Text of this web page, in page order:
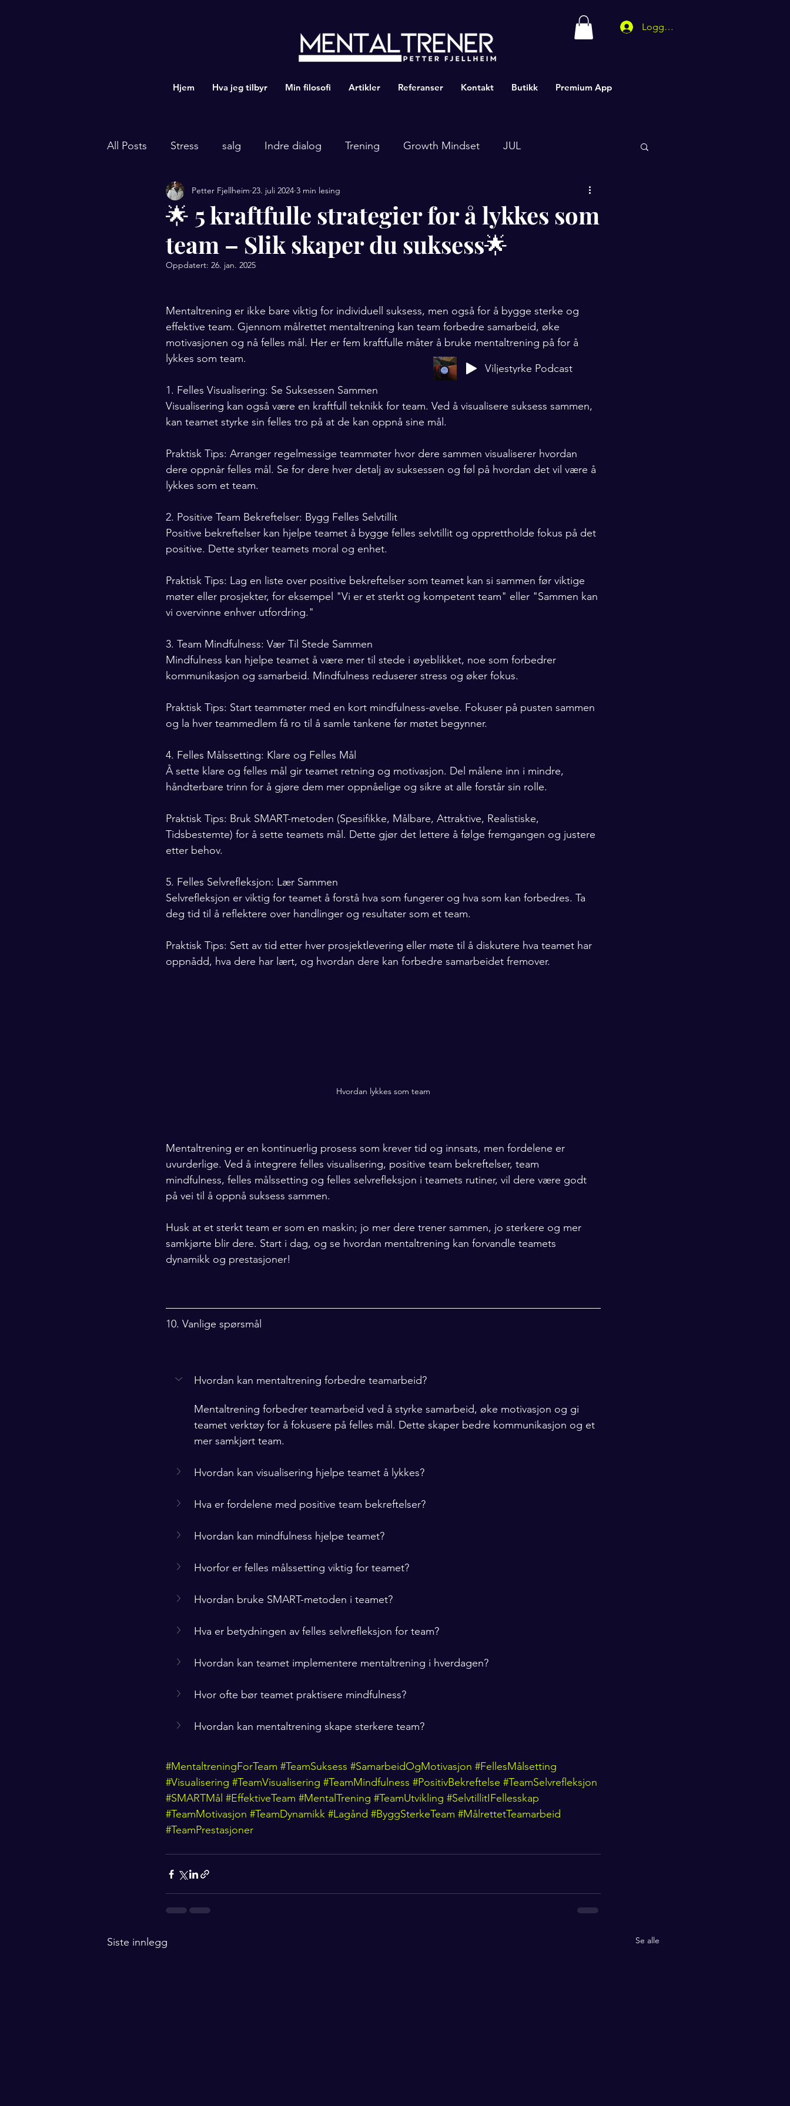
Logg inn
Hjem Hva jeg tilbyr Min filosofi Artikler Referanser Kontakt Butikk Premium App
All Posts Stress salg Indre dialog Trening Growth Mindset JUL
kommunikasjon med farger
🌟 5 kraftfulle strategier for å lykkes som
team – Slik skaper du suksess🌟
Petter Fjellheim 23. juli 2024 3 min lesing
Oppdatert: 26. jan. 2025
Mentaltrening er ikke bare viktig for individuell suksess, men også for å bygge sterke og
effektive team. Gjennom målrettet mentaltrening kan team forbedre samarbeid, øke
motivasjonen og nå felles mål. Her er fem kraftfulle måter å bruke mentaltrening på for å
lykkes som team.
1. Felles Visualisering: Se Suksessen Sammen
Visualisering kan også være en kraftfull teknikk for team. Ved å visualisere suksess sammen,
kan teamet styrke sin felles tro på at de kan oppnå sine mål.
Praktisk Tips: Arranger regelmessige teammøter hvor dere sammen visualiserer hvordan
dere oppnår felles mål. Se for dere hver detalj av suksessen og føl på hvordan det vil være å
lykkes som et team.
2. Positive Team Bekreftelser: Bygg Felles Selvtillit
Positive bekreftelser kan hjelpe teamet å bygge felles selvtillit og opprettholde fokus på det
positive. Dette styrker teamets moral og enhet.
Praktisk Tips: Lag en liste over positive bekreftelser som teamet kan si sammen før viktige
møter eller prosjekter, for eksempel "Vi er et sterkt og kompetent team" eller "Sammen kan
vi overvinne enhver utfordring."
3. Team Mindfulness: Vær Til Stede Sammen
Mindfulness kan hjelpe teamet å være mer til stede i øyeblikket, noe som forbedrer
kommunikasjon og samarbeid. Mindfulness reduserer stress og øker fokus.
Praktisk Tips: Start teammøter med en kort mindfulness-øvelse. Fokuser på pusten sammen
og la hver teammedlem få ro til å samle tankene før møtet begynner.
4. Felles Målssetting: Klare og Felles Mål
Å sette klare og felles mål gir teamet retning og motivasjon. Del målene inn i mindre,
håndterbare trinn for å gjøre dem mer oppnåelige og sikre at alle forstår sin rolle.
Praktisk Tips: Bruk SMART-metoden (Spesifikke, Målbare, Attraktive, Realistiske,
Tidsbestemte) for å sette teamets mål. Dette gjør det lettere å følge fremgangen og justere
etter behov.
5. Felles Selvrefleksjon: Lær Sammen
Selvrefleksjon er viktig for teamet å forstå hva som fungerer og hva som kan forbedres. Ta
deg tid til å reflektere over handlinger og resultater som et team.
Praktisk Tips: Sett av tid etter hver prosjektlevering eller møte til å diskutere hva teamet har
oppnådd, hva dere har lært, og hvordan dere kan forbedre samarbeidet fremover.
Hvordan lykkes som team
Mentaltrening er en kontinuerlig prosess som krever tid og innsats, men fordelene er
uvurderlige. Ved å integrere felles visualisering, positive team bekreftelser, team
mindfulness, felles målssetting og felles selvrefleksjon i teamets rutiner, vil dere være godt
på vei til å oppnå suksess sammen.
Husk at et sterkt team er som en maskin; jo mer dere trener sammen, jo sterkere og mer
samkjørte blir dere. Start i dag, og se hvordan mentaltrening kan forvandle teamets
dynamikk og prestasjoner!
10. Vanlige spørsmål
Hvordan kan mentaltrening forbedre teamarbeid?
Mentaltrening forbedrer teamarbeid ved å styrke samarbeid, øke motivasjon og gi
teamet verktøy for å fokusere på felles mål. Dette skaper bedre kommunikasjon og et
mer samkjørt team.
Hvordan kan visualisering hjelpe teamet å lykkes?
Hva er fordelene med positive team bekreftelser?
Hvordan kan mindfulness hjelpe teamet?
Hvorfor er felles målssetting viktig for teamet?
Hvordan bruke SMART-metoden i teamet?
Hva er betydningen av felles selvrefleksjon for team?
Hvordan kan teamet implementere mentaltrening i hverdagen?
Hvor ofte bør teamet praktisere mindfulness?
Hvordan kan mentaltrening skape sterkere team?
#MentaltreningForTeam #TeamSuksess #SamarbeidOgMotivasjon #FellesMålsetting
#Visualisering #TeamVisualisering #TeamMindfulness #PositivBekreftelse #TeamSelvrefleksjon
#SMARTMål #EffektiveTeam #MentalTrening #TeamUtvikling #SelvtillitIFellesskap
#TeamMotivasjon #TeamDynamikk #Lagånd #ByggSterkeTeam #MålrettetTeamarbeid
#TeamPrestasjoner
Siste innlegg Se alle
Viljestyrke Podcast